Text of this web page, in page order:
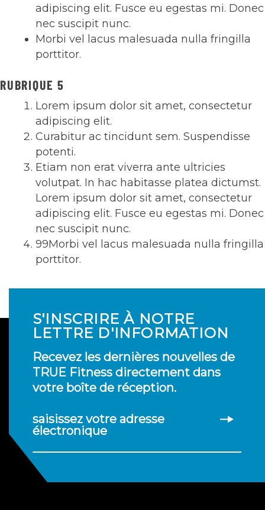
adipiscing elit. Fusce eu egestas mi. Donec
nec suscipit nunc.
Morbi vel lacus malesuada nulla fringilla
porttitor.
RUBRIQUE 5
Lorem ipsum dolor sit amet, consectetur
adipiscing elit.
Curabitur ac tincidunt sem. Suspendisse
potenti.
Etiam non erat viverra ante ultricies
volutpat. In hac habitasse platea dictumst.
Lorem ipsum dolor sit amet, consectetur
adipiscing elit. Fusce eu egestas mi. Donec
nec suscipit nunc.
99Morbi vel lacus malesuada nulla fringilla
porttitor.
S'INSCRIRE À NOTRE
LETTRE D'INFORMATION
Recevez les dernières nouvelles de
TRUE Fitness directement dans
votre boîte de réception.
saisissez votre adresse
électronique